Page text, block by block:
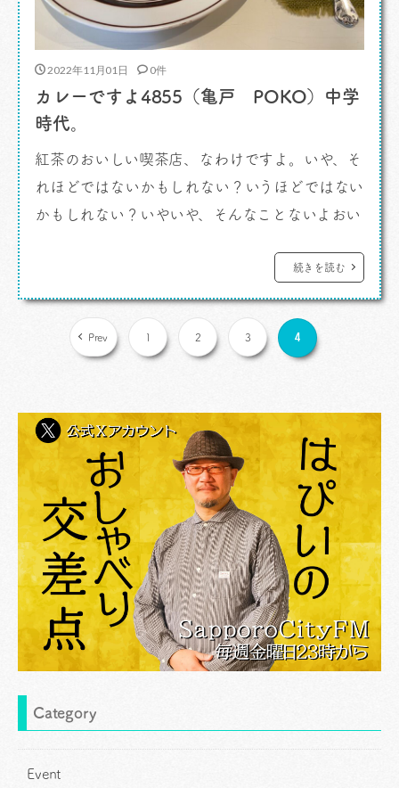
2022年11月01日 0件
カレーですよ4855（亀戸 POKO）中学
時代。
紅茶のおいしい喫茶店、なわけですよ。いや、そ
れほどではないかもしれない？いうほどではない
かもしれない？いやいや、そんなことないよおい
として） カレーですよ。 中学生のわたしは
そこでよく紅茶を飲んでいた記憶があります。お
いしかったな。初めて覚えた「喫茶店がよい」の
味なのです。 むかしむかし、亀戸駅の裏 […]
続きを読む
Prev 1 2 3 4
Category
Event